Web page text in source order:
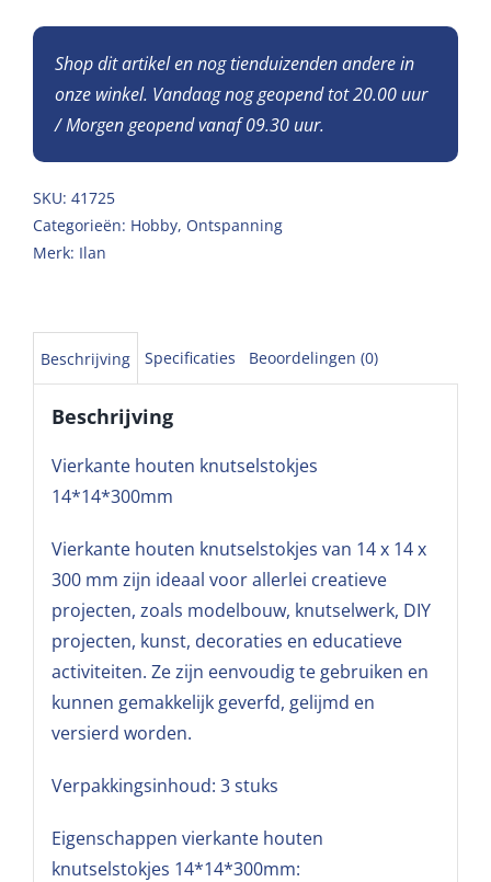
Shop dit artikel en nog tienduizenden andere in
onze winkel. Vandaag nog geopend tot 20.00 uur
/ Morgen geopend vanaf 09.30 uur.
SKU: 41725
Categorieën: Hobby, Ontspanning
Merk: Ilan
Beschrijving Specificaties Beoordelingen (0)
Beschrijving
Vierkante houten knutselstokjes
14*14*300mm
Vierkante houten knutselstokjes van 14 x 14 x
300 mm zijn ideaal voor allerlei creatieve
projecten, zoals modelbouw, knutselwerk, DIY
projecten, kunst, decoraties en educatieve
activiteiten. Ze zijn eenvoudig te gebruiken en
kunnen gemakkelijk geverfd, gelijmd en
versierd worden.
Verpakkingsinhoud: 3 stuks
Eigenschappen vierkante houten
knutselstokjes 14*14*300mm: